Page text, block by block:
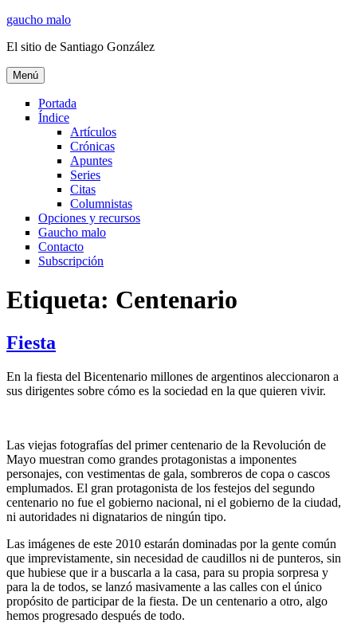
Ir
contenido
gaucho malo
El sitio de Santiago González
Menú
Portada
Índice
Artículos
Crónicas
Apuntes
Series
Citas
Columnistas
Opciones y recursos
Gaucho malo
Contacto
Subscripción
Etiqueta: Centenario
Fiesta
En la fiesta del Bicentenario millones de argentinos aleccionaron a
sus dirigentes sobre cómo es la sociedad en la que quieren vivir.
Las viejas fotografías del primer centenario de la Revolución de
Mayo muestran como grandes protagonistas a imponentes
personajes, con vestimentas de gala, sombreros de copa o cascos
emplumados. El gran protagonista de los festejos del segundo
centenario no fue el gobierno nacional, ni el gobierno de la ciudad,
ni autoridades ni dignatarios de ningún tipo.
Las imágenes de este 2010 estarán dominadas por la gente común
que imprevistamente, sin necesidad de caudillos ni de punteros, sin
que hubiese que ir a buscarla a la casa, para su propia sorpresa y
para la de todos, se lanzó masivamente a las calles con el único
propósito de participar de la fiesta. De un centenario a otro, algo
hemos progresado después de todo.